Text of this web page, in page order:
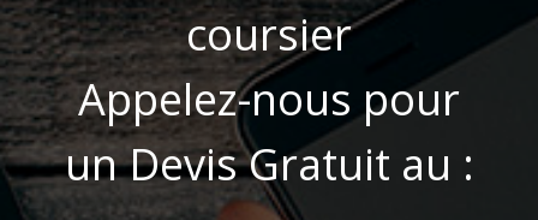
coursier
Appelez-nous pour
un Devis Gratuit au :